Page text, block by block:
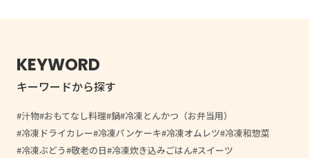
KEYWORD
キーワードから探す
汁物 おもてなし料理 鍋 冷凍とんかつ（お弁当用）
冷凍ドライカレー 冷凍パンケーキ 冷凍オムレツ 冷凍和惣菜
冷凍ぶどう 敬老の日 冷凍炊き込みごはん スイーツ